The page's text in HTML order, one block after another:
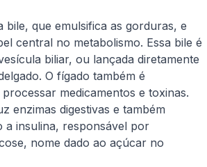
bile, que emulsifica as gorduras, e
central no metabolismo. Essa bile é
biliar, ou lançada diretamente
O fígado também é
medicamentos e toxinas.
enzimas digestivas e também
a insulina, responsável por
nome dado ao açúcar no